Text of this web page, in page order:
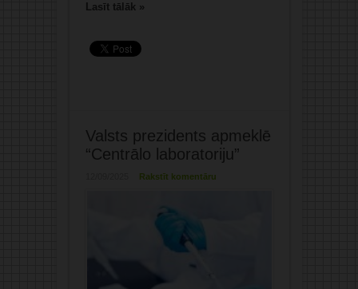
Lasīt tālāk »
Valsts prezidents apmeklē
“Centrālo laboratoriju”
Rakstīt komentāru